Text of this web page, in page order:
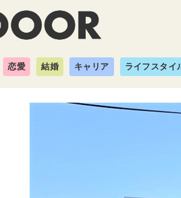
恋愛 結婚 キャリア ライフスタイ